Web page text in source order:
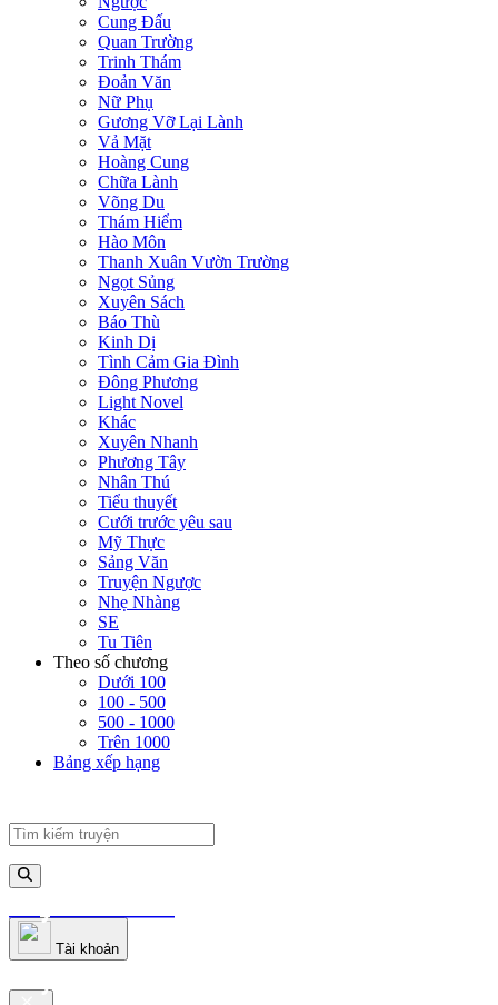
Cung Đấu
Quan Trường
Trinh Thám
Đoản Văn
Nữ Phụ
Gương Vỡ Lại Lành
Vả Mặt
Hoàng Cung
Chữa Lành
Võng Du
Thám Hiểm
Hào Môn
Thanh Xuân Vườn Trường
Ngọt Sủng
Xuyên Sách
Báo Thù
Kinh Dị
Tình Cảm Gia Đình
Đông Phương
Light Novel
Khác
Xuyên Nhanh
Phương Tây
Nhân Thú
Tiểu thuyết
Cưới trước yêu sau
Mỹ Thực
Sảng Văn
Truyện Ngược
Nhẹ Nhàng
SE
Tu Tiên
Theo số chương
Dưới 100
100 - 500
500 - 1000
Trên 1000
Bảng xếp hạng
truyenfullz.com
Tài khoản
truyenfullz.com